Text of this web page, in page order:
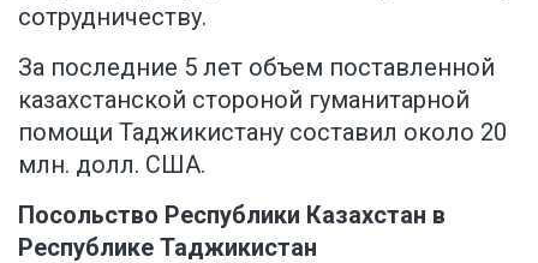
сотрудничеству.
За последние 5 лет объем поставленной
казахстанской стороной гуманитарной
помощи Таджикистану составил около 20
млн. долл. США.
Посольство Республики Казахстан в
Республике Таджикистан